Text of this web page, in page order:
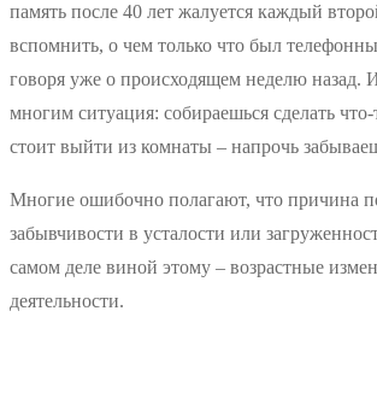
память после 40 лет жалуется каждый
вспомнить, о чем только что был
говоря уже о происходящем неделю назад.
многим ситуация: собираешься сделать
стоит выйти из комнаты – напрочь
Многие ошибочно полагают, что причина
забывчивости в усталости или
самом деле виной этому – возрастные
деятельности.